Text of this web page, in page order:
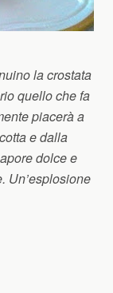
la crostata
quello che fa
piacerà a
e dalla
dolce e
Un’esplosione